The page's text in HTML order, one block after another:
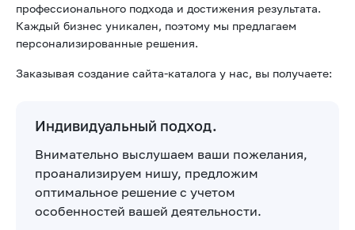
профессионального подхода и достижения результата.
Каждый бизнес уникален, поэтому мы предлагаем
персонализированные решения.
Заказывая создание сайта-каталога у нас, вы получаете:
Индивидуальный подход.
Внимательно выслушаем ваши пожелания,
проанализируем нишу, предложим
оптимальное решение с учетом
особенностей вашей деятельности.